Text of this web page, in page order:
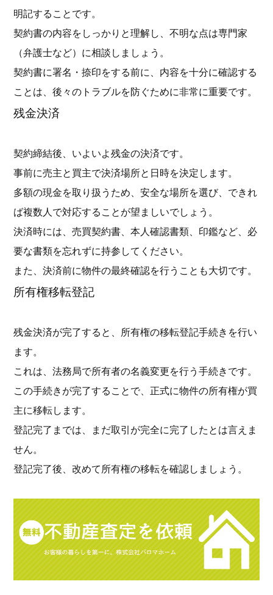
明記することです。
契約書の内容をしっかりと理解し、不明な点は専門家
（弁護士など）に相談しましょう。
契約書に署名・捺印をする前に、内容を十分に確認する
ことは、後々のトラブルを防ぐために非常に重要です。
残金決済
契約締結後、いよいよ残金の決済です。
事前に売主と買主で決済場所と日時を決定します。
多額の現金を取り扱うため、安全な場所を選び、できれ
ば複数人で対応することが望ましいでしょう。
決済時には、売買契約書、本人確認書類、印鑑など、必
要な書類を忘れずに持参してください。
また、決済前に物件の最終確認を行うことも大切です。
所有権移転登記
残金決済が完了すると、所有権の移転登記手続きを行い
ます。
これは、法務局で所有者の名義変更を行う手続きです。
この手続きが完了することで、正式に物件の所有権が買
主に移転します。
登記完了までは、まだ取引が完全に完了したとは言えま
せん。
登記完了後、改めて所有権の移転を確認しましょう。